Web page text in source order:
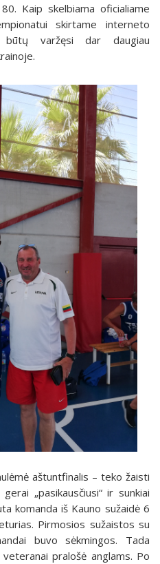
Kaip skelbiama oficialiame
skirtame interneto
būtų varžęsi dar daugiau
aštuntfinalis – teko žaisti
„pasikausčiusi“ ir sunkiai
komanda iš Kauno sužaidė 6
Pirmosios sužaistos su
buvo sėkmingos. Tada
pralošė anglams. Po